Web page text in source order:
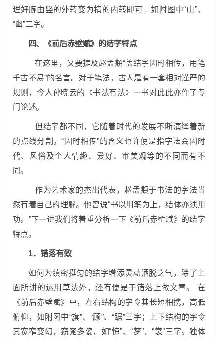
理好腕由竖的外转变为横的内转即可，如附图中“山”、
“幽”二字。
四、《前后赤壁赋》的结字特点
在这里，又要提及赵孟頫“盖结字因时相传，用笔
千古不易”的名言。对于笔法，古人是有一套相对谨严的
规则，今人孙晓云的《书法有法》一书对此此亦作了专
门论述。
但结字都不同，它随着时代的发展不断演绎着新
的点线分割。“因时相传”的含义也许便是指字法会因时
代、风俗及个人情趣、爱好、审美观等的不同而有不
同。
作为艺术家的杰出代表，赵孟頫于书法的字法当
然有着自己的理解。他曾说“书以用笔为上，结体亦须用
功。”下一讲我们将着重分析一下《前后赤壁赋》的结字
特点。
1．错落有致
如何为缜密挺匀的结字增添灵动洒脱之气，除了上
面所讲的运用草法外，还有便是于错落上做文章。 在
《前后赤壁赋》中，左右结构的字令其长短相携，高低
俯仰，如附图中“旗”、“顾”、“踞”三字；上下结构的字令
其宽窄变幻，窈窕多姿，如“惊”、“梦”、“裳”三字。独体